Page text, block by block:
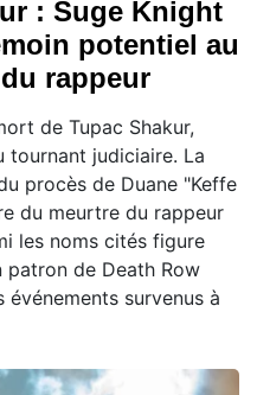
: Suge Knight
potentiel au
rappeur
de Tupac Shakur,
tournant judiciaire. La
procès de Duane "Keffe
du meurtre du rappeur
les noms cités figure
patron de Death Row
survenus à